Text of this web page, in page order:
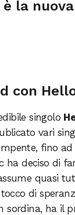
la
con
singolo
vari
fino
ha deciso di
quasi
di
sordina, ha il